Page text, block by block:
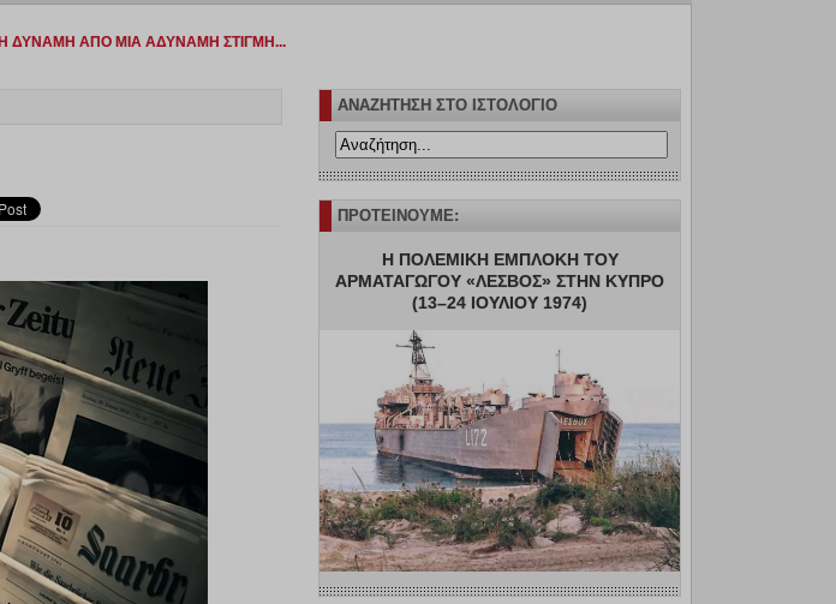
ΑΝΑΖΗΤΗΣΗ ΣΤΟ ΙΣΤΟΛΟΓΙΟ
ΠΡΟΤΕΙΝΟΥΜΕ:
Η ΠΟΛΕΜΙΚΗ ΕΜΠΛΟΚΗ ΤΟΥ
ΑΡΜΑΤΑΓΩΓΟΥ «ΛΕΣΒΟΣ» ΣΤΗΝ ΚΥΠΡΟ
(13–24 ΙΟΥΛΙΟΥ 1974)